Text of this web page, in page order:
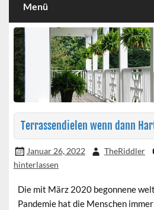
Menü
Terrassendielen wenn dann
Januar 26, 2022 TheRiddler
hinterlassen
Die mit März 2020 begonnene
Pandemie hat die Menschen